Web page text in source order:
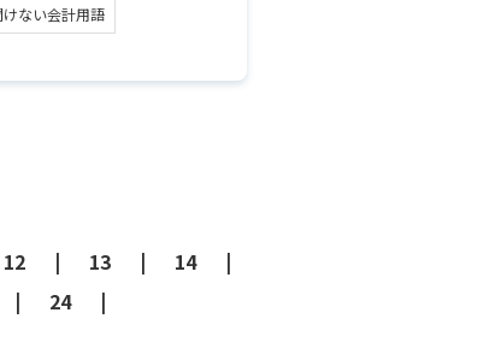
ない会計用語
12 13
14
24